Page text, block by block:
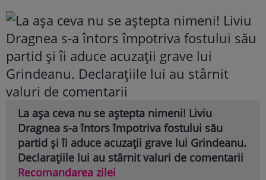
La așa ceva nu se aștepta nimeni! Liviu
Dragnea s-a întors împotriva fostului său
partid și îi aduce acuzații grave lui Grindeanu.
Declarațiile lui au stârnit valuri de comentarii
Recomandarea zilei